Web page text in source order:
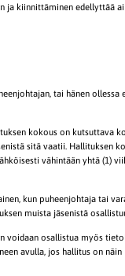
ja kiinnittäminen edellyttää
tai hänen ollessa
kokous on kutsuttava
sitä vaatii. Hallituksen
vähintään yhtä (1)
kun puheenjohtaja tai
muista jäsenistä
voidaan osallistua myös
avulla, jos hallitus on